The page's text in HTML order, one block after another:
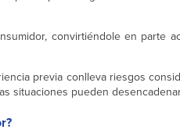
convirtiéndole en parte
previa conlleva riesgos
situaciones pueden